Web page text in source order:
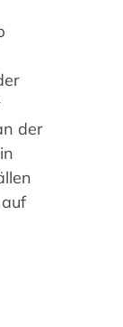
der